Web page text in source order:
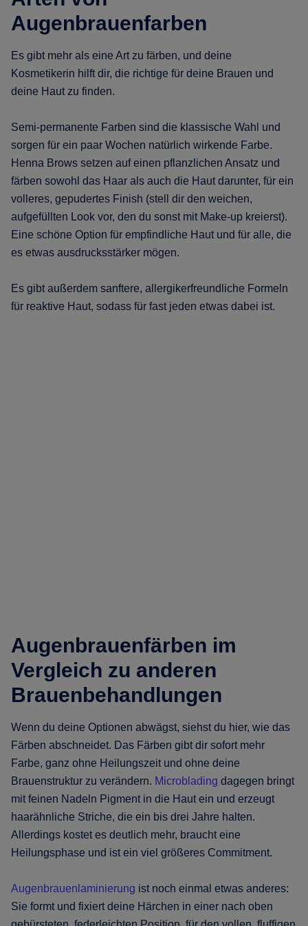
Augenbrauenfarben
Es gibt mehr als eine Art zu färben, und deine
Kosmetikerin hilft dir, die richtige für deine Brauen und
deine Haut zu finden.
Semi-permanente Farben sind die klassische Wahl und
sorgen für ein paar Wochen natürlich wirkende Farbe.
Henna Brows setzen auf einen pflanzlichen Ansatz und
färben sowohl das Haar als auch die Haut darunter, für ein
volleres, gepudertes Finish (stell dir den weichen,
aufgefüllten Look vor, den du sonst mit Make-up kreierst).
Eine schöne Option für empfindliche Haut und für alle, die
es etwas ausdrucksstärker mögen.
Es gibt außerdem sanftere, allergikerfreundliche Formeln
für reaktive Haut, sodass für fast jeden etwas dabei ist.
Augenbrauenfärben im
Vergleich zu anderen
Brauenbehandlungen
Wenn du deine Optionen abwägst, siehst du hier, wie das
Färben abschneidet. Das Färben gibt dir sofort mehr
Farbe, ganz ohne Heilungszeit und ohne deine
Brauenstruktur zu verändern. Microblading dagegen bringt
mit feinen Nadeln Pigment in die Haut ein und erzeugt
haarähnliche Striche, die ein bis drei Jahre halten.
Allerdings kostet es deutlich mehr, braucht eine
Heilungsphase und ist ein viel größeres Commitment.
Augenbrauenlaminierung ist noch einmal etwas anderes:
Sie formt und fixiert deine Härchen in einer nach oben